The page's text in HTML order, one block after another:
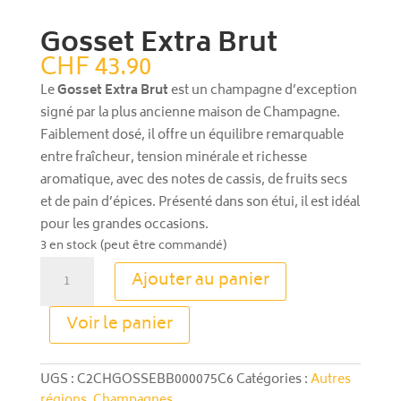
Gosset Extra Brut
CHF43.90
LeGosset Extra Brutest un champagne d’exception
signé par la plus ancienne maison de Champagne.
Faiblement dosé, il offre un équilibre remarquable
entre fraîcheur, tension minérale et richesse
aromatique, avec des notes de cassis, de fruits secs
et de pain d’épices. Présenté dans son étui, il est idéal
pour les grandes occasions.
3 en stock (peut être commandé)
Gosset
Extra
Brut
Ajouter au panier
Voir le panier
A
l
e
UGS :C2CHGOSSEBB000075C6Catégories :Autres